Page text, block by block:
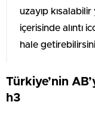
uzayıp
içerisinde alıntı
hale
Türkiye’nin
h3